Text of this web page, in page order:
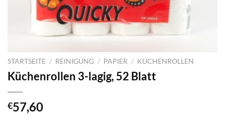
STARTSEITE / REINIGUNG / PAPIER / KÜCHENROLLEN
Küchenrollen 3-lagig, 52 Blatt
€57,60